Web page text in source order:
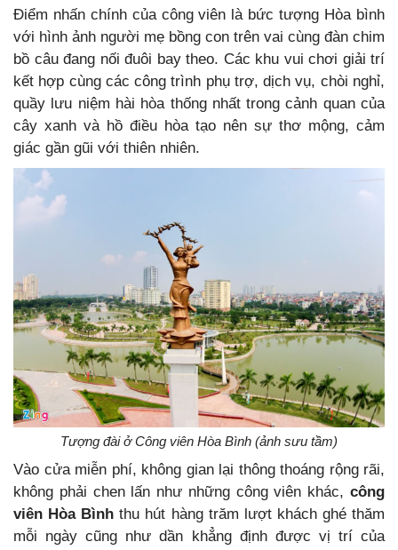
Điểm nhấn chính của công viên là bức tượng Hòa bình
với hình ảnh người mẹ bồng con trên vai cùng đàn chim
bồ câu đang nối đuôi bay theo. Các khu vui chơi giải trí
kết hợp cùng các công trình phụ trợ, dịch vụ, chòi nghỉ,
quầy lưu niệm hài hòa thống nhất trong cảnh quan của
cây xanh và hồ điều hòa tạo nên sự thơ mộng, cảm
giác gần gũi với thiên nhiên.
Tượng đài ở Công viên Hòa Bình (ảnh sưu tầm)
Vào cửa miễn phí, không gian lại thông thoáng rộng rãi,
không phải chen lấn như những công viên khác, công
viên Hòa Bình thu hút hàng trăm lượt khách ghé thăm
mỗi ngày cũng như dần khẳng định được vị trí của